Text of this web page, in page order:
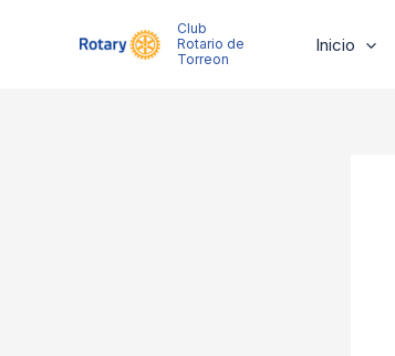
Club
Rotario de
Torreon
Inicio